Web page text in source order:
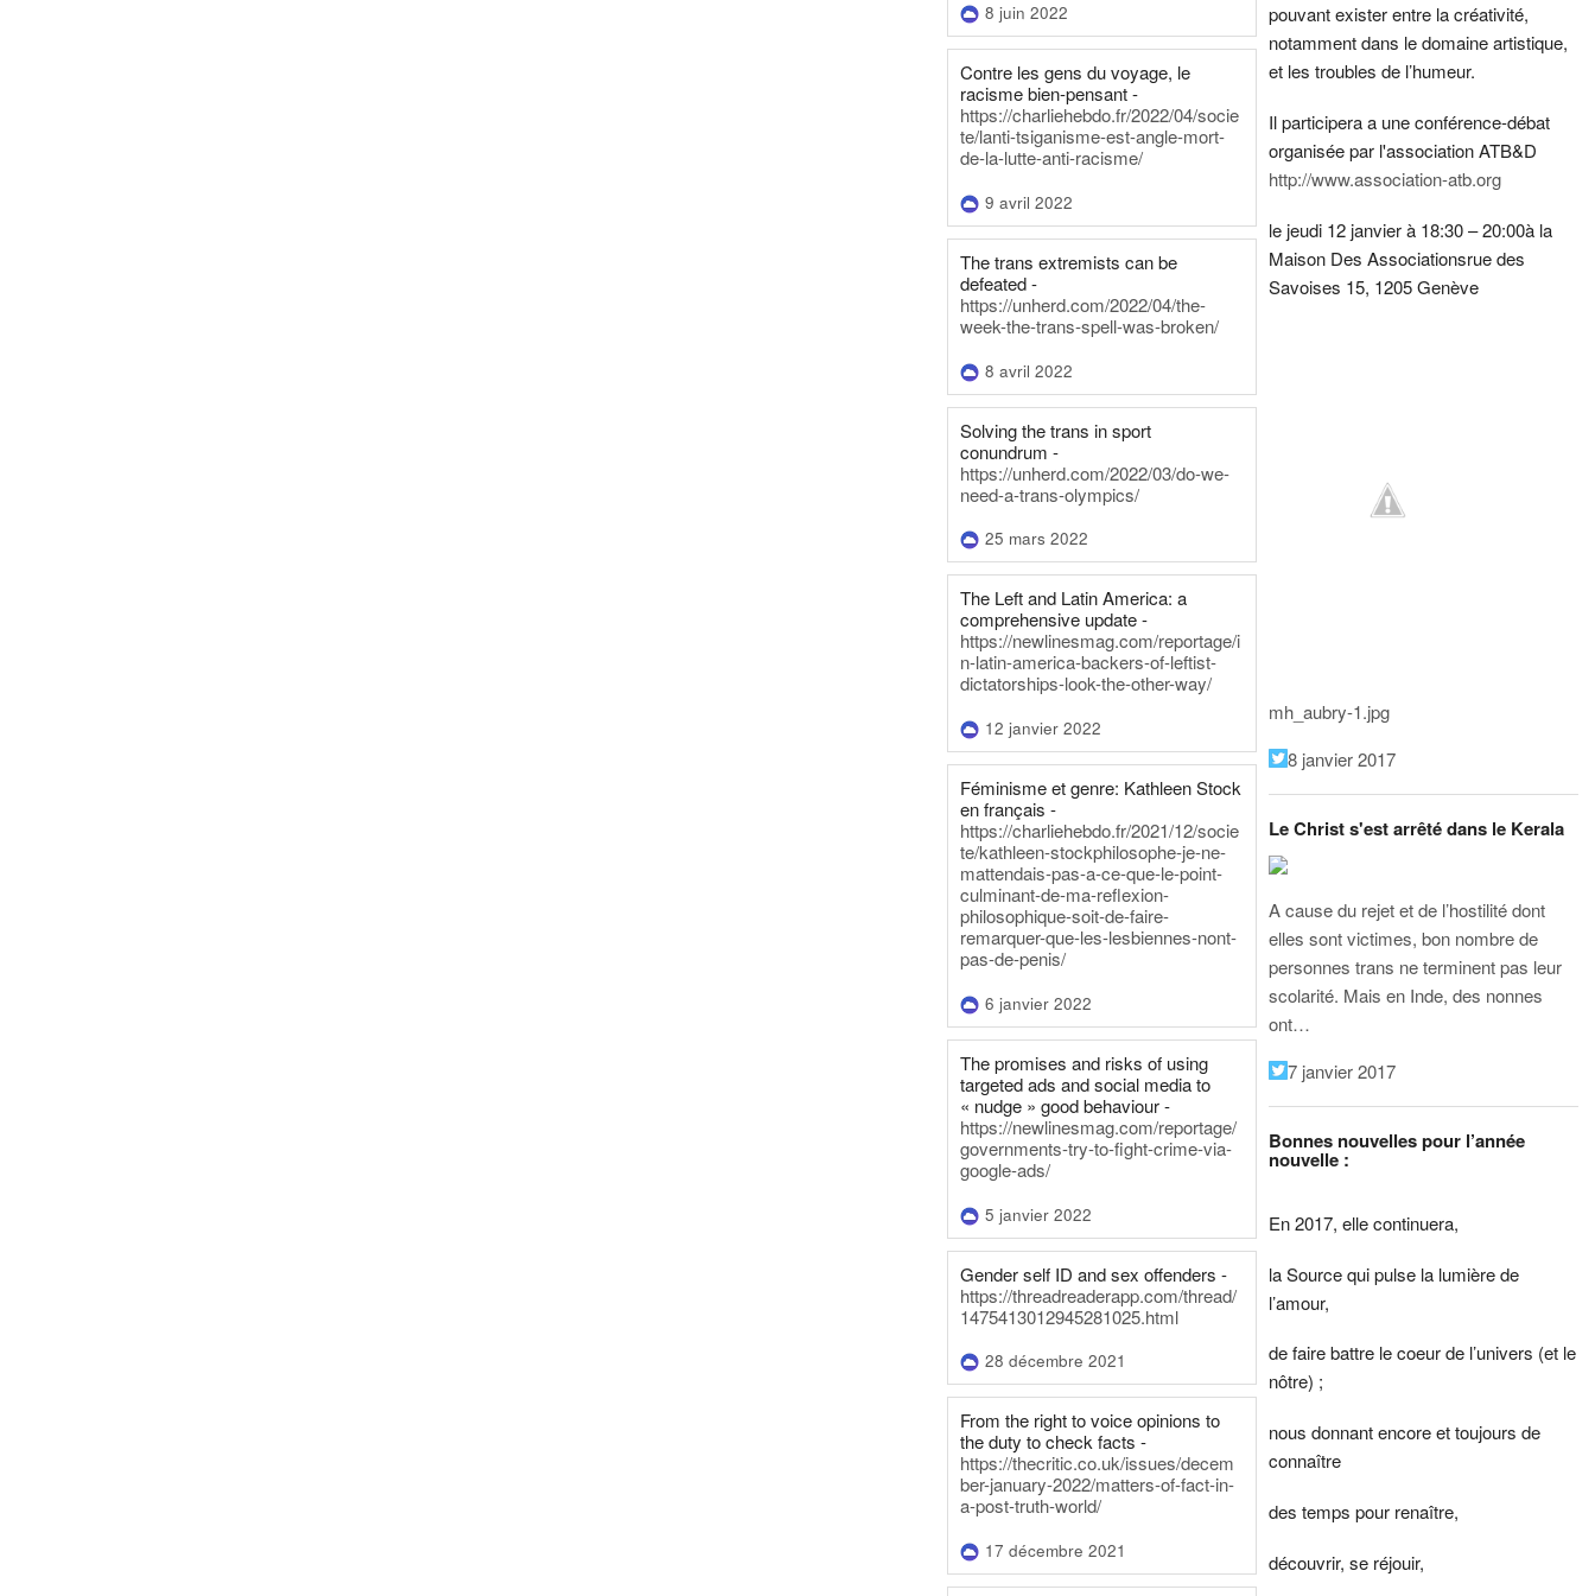
8 juin 2022
Contre les gens du voyage, le
racisme bien-pensant -
https://charliehebdo.fr/2022/04/socie
te/lanti-tsiganisme-est-angle-mort-
de-la-lutte-anti-racisme/
9 avril 2022
The trans extremists can be
defeated -
https://unherd.com/2022/04/the-
week-the-trans-spell-was-broken/
8 avril 2022
Solving the trans in sport
conundrum -
https://unherd.com/2022/03/do-we-
need-a-trans-olympics/
25 mars 2022
The Left and Latin America: a
comprehensive update -
https://newlinesmag.com/reportage/i
n-latin-america-backers-of-leftist-
dictatorships-look-the-other-way/
12 janvier 2022
Féminisme et genre: Kathleen Stock
en français -
https://charliehebdo.fr/2021/12/socie
te/kathleen-stockphilosophe-je-ne-
mattendais-pas-a-ce-que-le-point-
culminant-de-ma-reflexion-
philosophique-soit-de-faire-
remarquer-que-les-lesbiennes-nont-
pas-de-penis/
6 janvier 2022
The promises and risks of using
targeted ads and social media to
« nudge » good behaviour -
https://newlinesmag.com/reportage/
governments-try-to-fight-crime-via-
google-ads/
5 janvier 2022
Gender self ID and sex offenders -
https://threadreaderapp.com/thread/
1475413012945281025.html
28 décembre 2021
From the right to voice opinions to
the duty to check facts -
https://thecritic.co.uk/issues/decem
ber-january-2022/matters-of-fact-in-
a-post-truth-world/
17 décembre 2021
pouvant exister entre la créativité,
notamment dans le domaine artistique,
et les troubles de l’humeur.
Il participera a une conférence-débat
organisée par l'association ATB&D
http://www.association-atb.org
le jeudi 12 janvier à 18:30 – 20:00à la
Maison Des Associationsrue des
Savoises 15, 1205 Genève
mh_aubry-1.jpg
8 janvier 2017
Le Christ s'est arrêté dans le Kerala
A cause du rejet et de l’hostilité dont
elles sont victimes, bon nombre de
personnes trans ne terminent pas leur
scolarité. Mais en Inde, des nonnes
ont…
7 janvier 2017
Bonnes nouvelles pour l’année
nouvelle :
En 2017, elle continuera,
la Source qui pulse la lumière de
l’amour,
de faire battre le coeur de l’univers (et le
nôtre) ;
nous donnant encore et toujours de
connaître
des temps pour renaître,
découvrir, se réjouir,